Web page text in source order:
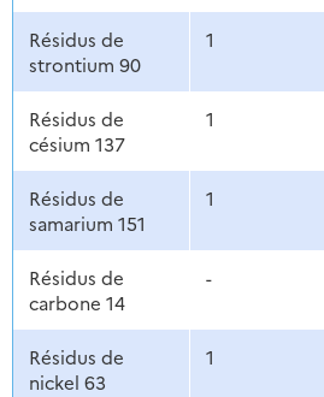
Résidus de
strontium 90
1
Résidus de
césium 137
1
Résidus de
samarium 151
1
Résidus de
carbone 14
-
Résidus de
nickel 63
1